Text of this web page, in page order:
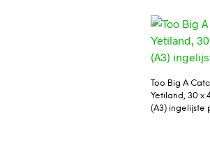
Too Big A
Yetiland, 30 x
(A3) ingelijste